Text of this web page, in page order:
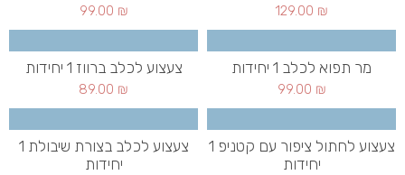
129.00 ₪
99.00 ₪
מר תפוא לכלב 1 יחידות
99.00 ₪
צעצוע לכלב ברווז 1 יחידות
89.00 ₪
צעצוע לחתול ציפור עם קטניפ 1
יחידות
צעצוע לכלב בצורת שיבולת 1
יחידות